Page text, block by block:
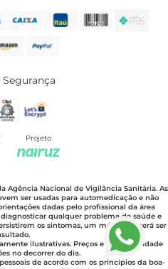
Segurança
Projeto
Agência Nacional de Vigilância Sanitária. As
ser usadas para automedicação e não
dadas pelo profissional da área
qualquer problema de saúde e
os sintomas, um médico deverá ser
ilustrativas. Preços e disponibilidade
no decorrer do dia.
de acordo com os princípios da boa-